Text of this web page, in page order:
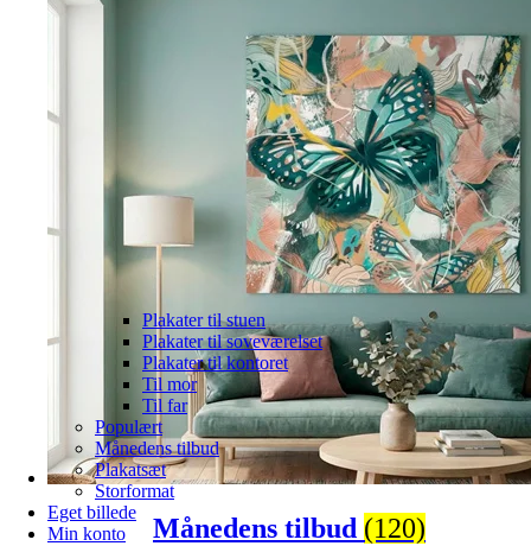
Plakater til stuen
Plakater til soveværelset
Plakater til kontoret
Til mor
Til far
Populært
Månedens tilbud
Plakatsæt
Storformat
Eget billede
Min konto
Månedens tilbud (120)